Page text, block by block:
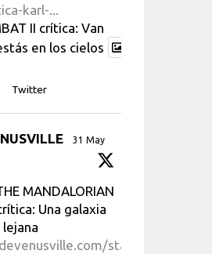
karl-...
II crítica: Van
en los cielos
Twitter
31 May
MANDALORIAN
Una galaxia
star-